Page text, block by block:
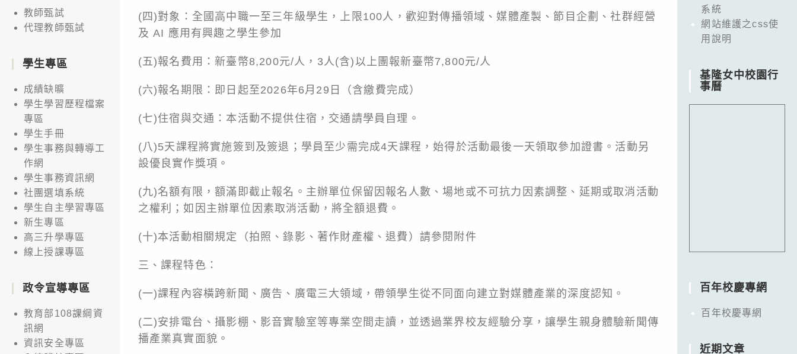
(四)對象：全國高中職一至三年級學生，上限100人，歡迎對傳播領域、媒體產製、節目企劃、社群經營
及 AI 應用有興趣之學生參加
(五)報名費用：新臺幣8,200元/人，3人(含)以上團報新臺幣7,800元/人
(六)報名期限：即日起至2026年6月29日（含繳費完成）
(七)住宿與交通：本活動不提供住宿，交通請學員自理。
(八)5天課程將實施簽到及簽退；學員至少需完成4天課程，始得於活動最後一天領取參加證書。活動另
設優良實作獎項。
(九)名額有限，額滿即截止報名。主辦單位保留因報名人數、場地或不可抗力因素調整、延期或取消活動
之權利；如因主辦單位因素取消活動，將全額退費。
(十)本活動相關規定（拍照、錄影、著作財產權、退費）請參閱附件
三、課程特色：
(一)課程內容橫跨新聞、廣告、廣電三大領域，帶領學生從不同面向建立對媒體產業的深度認知。
(二)安排電台、攝影棚、影音實驗室等專業空間走讀，並透過業界校友經驗分享，讓學生親身體驗新聞傳
播產業真實面貌。
教師甄試
代理教師甄試
學生專區
成績缺曠
學生學習歷程檔案
專區
學生手冊
學生事務與轉導工
作網
學生事務資訊網
社團選填系統
學生自主學習專區
新生專區
高三升學專區
線上授課專區
政令宣導專區
教育部108課綱資
訊網
資訊安全專區
系統
網站維護之css使
用說明
基隆女中校園行
事曆
百年校慶專網
百年校慶專網
近期文章